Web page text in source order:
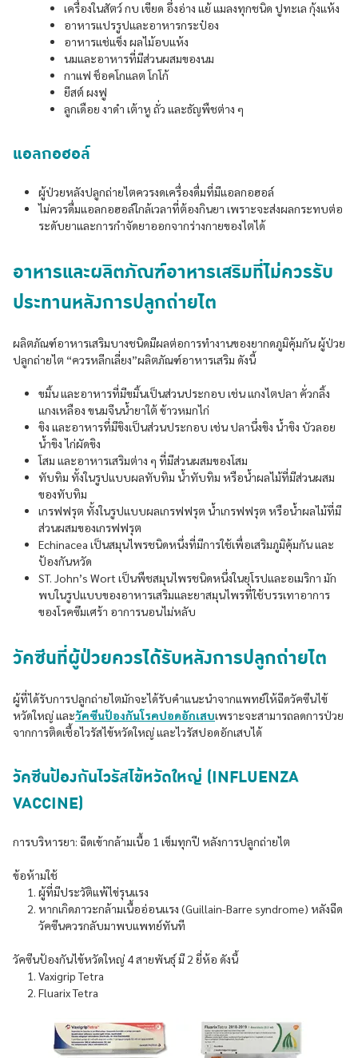
เครื่องในสัตว์ กบ เขียด อึ่งอ่าง แย้ แมลงทุกชนิด ปูทะเล กุ้งแห้ง
อาหารแปรรูปและอาหารกระป๋อง
อาหารแช่แข็ง ผลไม้อบแห้ง
นมและอาหารที่มีส่วนผสมของนม
กาแฟ ช็อคโกแลต โกโก้
ยีสต์ ผงฟู
ลูกเดือย งาดำ เต้าหู ถั่ว และธัญพืชต่าง ๆ
แอลกอฮอล์
ผู้ป่วยหลังปลูกถ่ายไตควรงดเครื่องดื่มที่มีแอลกอฮอล์
ไม่ควรดื่มแอลกอฮอล์ใกล้เวลาที่ต้องกินยา เพราะจะส่งผลกระทบต่อ
ระดับยาและการกำจัดยาออกจากร่างกายของไตได้
อาหารและผลิตภัณฑ์อาหารเสริมที่ไม่ควรรับ
ประทานหลังการปลูกถ่ายไต
ผลิตภัณฑ์อาหารเสริมบางชนิดมีผลต่อการทำงานของยากดภูมิคุ้มกัน ผู้ป่วย
ปลูกถ่ายไต “ควรหลีกเลี่ยง”ผลิตภัณฑ์อาหารเสริม ดังนี้
ขมิ้น และอาหารที่มีขมิ้นเป็นส่วนประกอบ เช่น แกงไตปลา คั่วกลิ้ง
แกงเหลือง ขนมจีนน้ำยาใต้ ข้าวหมกไก่
ขิง และอาหารที่มีขิงเป็นส่วนประกอบ เช่น ปลานึ่งขิง น้ำขิง บัวลอย
น้ำขิง ไก่ผัดขิง
โสม และอาหารเสริมต่าง ๆ ที่มีส่วนผสมของโสม
ทับทิม ทั้งในรูปแบบผลทับทิม น้ำทับทิม หรือน้ำผลไม้ที่มีส่วนผสม
ของทับทิม
เกรฟฟรุต ทั้งในรูปแบบผลเกรฟฟรุต น้ำเกรฟฟรุต หรือน้ำผลไม้ที่มี
ส่วนผสมของเกรฟฟรุต
Echinacea เป็นสมุนไพรชนิดหนึ่งที่มีการใช้เพื่อเสริมภูมิคุ้มกัน และ
ป้องกันหวัด
ST. John’s Wort เป็นพืชสมุนไพรชนิดหนึ่งในยุโรปและอเมริกา มัก
พบในรูปแบบของอาหารเสริมและยาสมุนไพรที่ใช้บรรเทาอาการ
ของโรคซึมเศร้า อาการนอนไม่หลับ
วัคซีนที่ผู้ป่วยควรได้รับหลังการปลูกถ่ายไต
ผู้ที่ได้รับการปลูกถ่ายไตมักจะได้รับคำแนะนำจากแพทย์ให้ฉีดวัคซีนไข้
หวัดใหญ่ และวัคซีนป้องกันโรคปอดอักเสบเพราะจะสามารถลดการป่วย
จากการติดเชื้อไวรัสไข้หวัดใหญ่ และไวรัสปอดอักเสบได้
วัคซีนป้องกันไวรัสไข้หวัดใหญ่ (INFLUENZA
VACCINE)
การบริหารยา: ฉีดเข้ากล้ามเนื้อ 1 เข็มทุกปี หลังการปลูกถ่ายไต
ข้อห้ามใช้
ผู้ที่มีประวัติแพ้ไข่รุนแรง
หากเกิดภาวะกล้ามเนื้ออ่อนแรง (Guillain-Barre syndrome) หลังฉีด
วัคซีนควรกลับมาพบแพทย์ทันที
วัคซีนป้องกันไข้หวัดใหญ่ 4 สายพันธุ์ มี 2 ยี่ห้อ ดังนี้
Vaxigrip Tetra
Fluarix Tetra